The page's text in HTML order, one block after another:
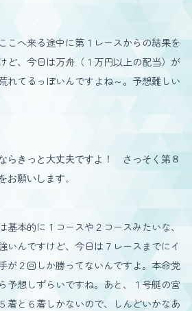
こへ来る途中に第１レースからの結果を
ど、今日は万舟（１万円以上の配当）が
れてるっぽいんですよね～。予想難しい
らきっと大丈夫ですよ！ さっそく第８
お願いします。
基本的に１コースや２コースみたいな、
いんですけど、今日は７レースまでにイ
が２回しか勝ってないんですよ。本命党
予想しずらいですね。あと、１号艇の宮
着と６着しかないので、しんどいかなあ